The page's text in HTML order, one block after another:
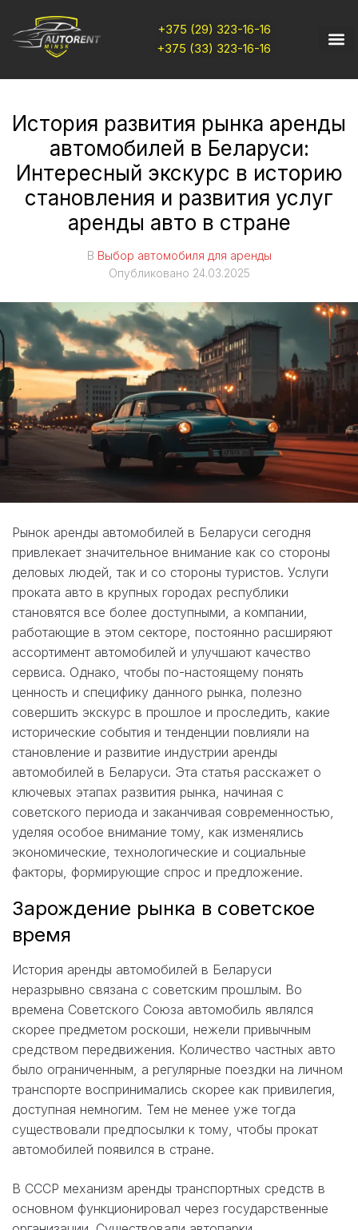
+375 (29) 323-16-16
+375 (33) 323-16-16
История развития рынка аренды
автомобилей в Беларуси:
Интересный экскурс в историю
становления и развития услуг
аренды авто в стране
В Выбор автомобиля для аренды
Опубликовано 24.03.2025
Рынок аренды автомобилей в Беларуси сегодня
привлекает значительное внимание как со стороны
деловых людей, так и со стороны туристов. Услуги
проката авто в крупных городах республики
становятся все более доступными, а компании,
работающие в этом секторе, постоянно расширяют
ассортимент автомобилей и улучшают качество
сервиса. Однако, чтобы по-настоящему понять
ценность и специфику данного рынка, полезно
совершить экскурс в прошлое и проследить, какие
исторические события и тенденции повлияли на
становление и развитие индустрии аренды
автомобилей в Беларуси. Эта статья расскажет о
ключевых этапах развития рынка, начиная с
советского периода и заканчивая современностью,
уделяя особое внимание тому, как изменялись
экономические, технологические и социальные
факторы, формирующие спрос и предложение.
Зарождение рынка в советское
время
История аренды автомобилей в Беларуси
неразрывно связана с советским прошлым. Во
времена Советского Союза автомобиль являлся
скорее предметом роскоши, нежели привычным
средством передвижения. Количество частных авто
было ограниченным, а регулярные поездки на личном
транспорте воспринимались скорее как привилегия,
доступная немногим. Тем не менее уже тогда
существовали предпосылки к тому, чтобы прокат
автомобилей появился в стране.
В СССР механизм аренды транспортных средств в
основном функционировал через государственные